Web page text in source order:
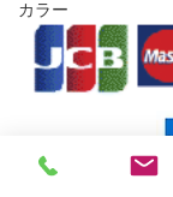
カラー